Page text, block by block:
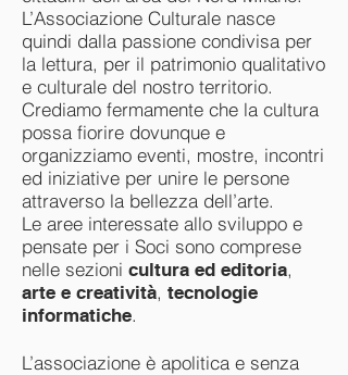
L’Associazione Culturale nasce
quindi dalla passione condivisa per
la lettura, per il patrimonio qualitativo
e culturale del nostro territorio.
Crediamo fermamente che la cultura
possa fiorire dovunque e
organizziamo eventi, mostre, incontri
ed iniziative per unire le persone
attraverso la bellezza dell’arte.
Le aree interessate allo sviluppo e
pensate per i Soci sono comprese
nelle sezioni cultura ed editoria,
arte e creatività, tecnologie
informatiche.
L’associazione è apolitica e senza